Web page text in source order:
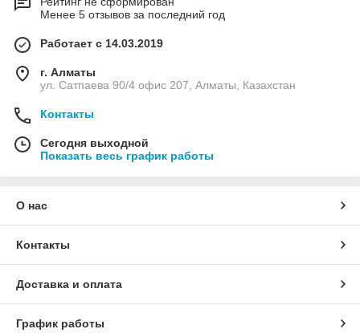
Менее 5 отзывов за последний год
Работает с 14.03.2019
г. Алматы
ул. Сатпаева 90/4 офис 207, Алматы, Казахстан
Контакты
Сегодня выходной
Показать весь график работы
О нас
Контакты
Доставка и оплата
График работы